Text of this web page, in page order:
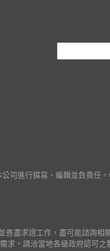
進行撰寫、編輯並負責任
盡求證工作，盡可能諮詢相
，請洽當地各級政府認可